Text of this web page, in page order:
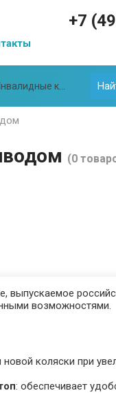
+7
(0
выпускаемое
возможностями.
коляски при
: обеспечивает